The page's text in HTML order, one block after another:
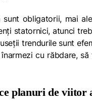
obligatorii, mai
statornici, atunci
trendurile sunt
cu răbdare,
planuri de viitor